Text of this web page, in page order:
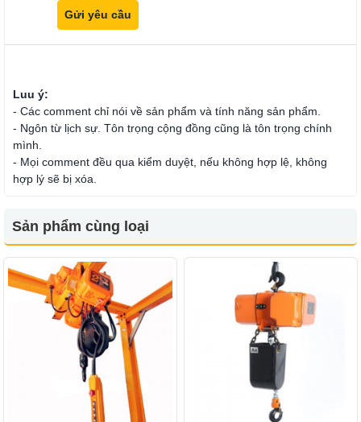
Luu ý:
- Các comment chỉ nói về sản phẩm và tính năng sản phẩm.
- Ngôn từ lịch sự. Tôn trọng cộng đồng cũng là tôn trọng chính
mình.
- Mọi comment đều qua kiểm duyệt, nếu không hợp lệ, không
hợp lý sẽ bị xóa.
Sản phẩm cùng loại